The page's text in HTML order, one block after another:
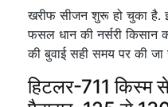
खरीफ सीजन शुरू हो चुका है.
फसल धान की नर्सरी
की बुवाई सही समय पर की
हिटलर-711 किस्म